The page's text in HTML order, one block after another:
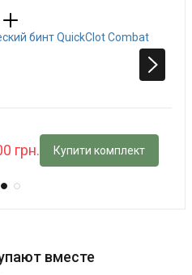
бинт QuickClot Combat
грн. Купити комплект
вместе